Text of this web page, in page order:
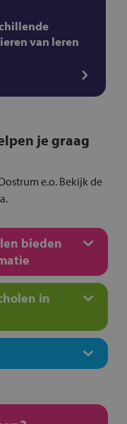
van leren
je graag
e.o. Bekijk de
bieden
in